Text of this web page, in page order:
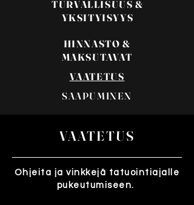
TURVALLISUUS &
YKSITYISYYS
HINNASTO &
MAKSUTAVAT
VAATETUS
SAAPUMINEN
VAATETUS
Ohjeita ja vinkkejä tatuointiajalle
pukeutumiseen.